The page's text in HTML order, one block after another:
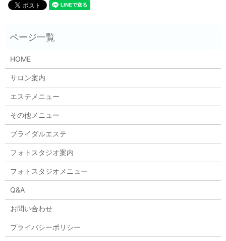
HOME
サロン案内
エステメニュー
その他メニュー
ブライダルエステ
フォトスタジオ案内
フォトスタジオメニュー
Q&A
お問い合わせ
プライバシーポリシー